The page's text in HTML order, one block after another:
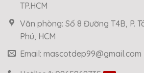
TP.HCM
Văn phòng: Số 8 Đường T4B, P.
Phú, HCM
Email: mascotdep99@gmail.com